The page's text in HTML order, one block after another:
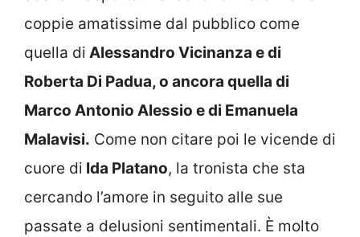
coppie amatissime dal pubblico come
quella di Alessandro Vicinanza e di
Roberta Di Padua, o ancora quella di
Marco Antonio Alessio e di Emanuela
Malavisi. Come non citare poi le vicende di
cuore di Ida Platano, la tronista che sta
cercando l’amore in seguito alle sue
passate a delusioni sentimentali. È molto